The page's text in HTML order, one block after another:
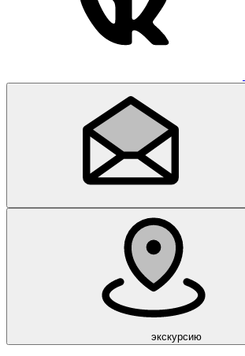
экскурсию